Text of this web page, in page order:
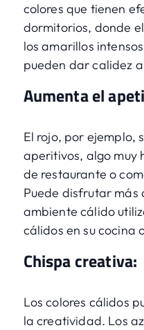
colores que tienen
dormitorios, donde
los amarillos
pueden dar calidez
Aumenta el
El rojo, por ejemplo,
aperitivos, algo muy
de restaurante o
Puede disfrutar más
ambiente cálido
cálidos en su cocina
Chispa creativa:
Los colores cálidos
la creatividad. Los